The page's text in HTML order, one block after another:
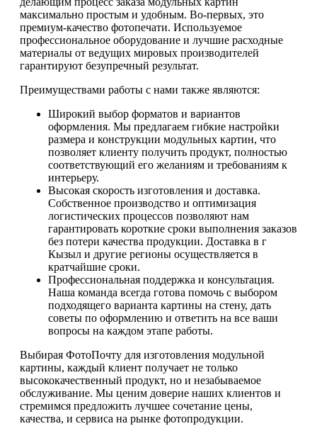
максимально простым и удобным. Во-первых, это
премиум-качество фотопечати. Используемое
профессиональное оборудование и лучшие расходные
материалы от ведущих мировых производителей
гарантируют безупречный результат.
Преимуществами работы с нами также являются:
Широкий выбор форматов и вариантов
оформления. Мы предлагаем гибкие настройки
размера и конструкции модульных картин, что
позволяет клиенту получить продукт, полностью
соответствующий его желаниям и требованиям к
интерьеру.
Высокая скорость изготовления и доставка.
Собственное производство и оптимизация
логистических процессов позволяют нам
гарантировать короткие сроки выполнения заказов
без потери качества продукции. Доставка в г
Кызыл и другие регионы осуществляется в
кратчайшие сроки.
Профессиональная поддержка и консультация.
Наша команда всегда готова помочь с выбором
подходящего варианта картины на стену, дать
советы по оформлению и ответить на все ваши
вопросы на каждом этапе работы.
Выбирая ФотоПочту для изготовления модульной
картины, каждый клиент получает не только
высококачественный продукт, но и незабываемое
обслуживание. Мы ценим доверие наших клиентов и
стремимся предложить лучшее сочетание цены,
качества, и сервиса на рынке фотопродукции.